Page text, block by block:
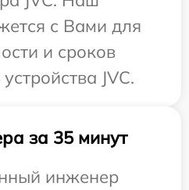
с Вами для
и сроков
JVC.
за 35 минут
инженер